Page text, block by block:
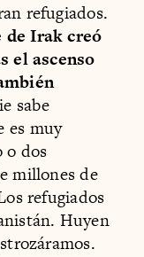
refugiados.
de Irak creó
el ascenso
sabe
es muy
o dos
millones de
refugiados
Huyen